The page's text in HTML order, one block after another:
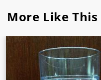
berkualitas yang bebas
Tidak hanya itu, semua
laboratorium dan
gelas jus Onyx ACG08
More Like This